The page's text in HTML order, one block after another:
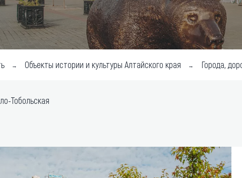
Объекты природы
Объекты истории и культуры
Объекты развлечений
Топ туристических мест
Новости
Что привезти (сувениры)
Объекты истории и культуры Алтайского края Города,
Тобольская